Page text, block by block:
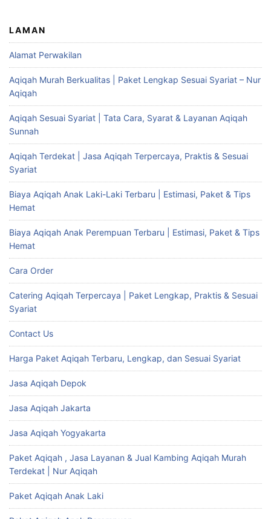
LAMAN
Alamat Perwakilan
Aqiqah Murah Berkualitas | Paket Lengkap Sesuai Syariat – Nur
Aqiqah
Aqiqah Sesuai Syariat | Tata Cara, Syarat & Layanan Aqiqah
Sunnah
Aqiqah Terdekat | Jasa Aqiqah Terpercaya, Praktis & Sesuai
Syariat
Biaya Aqiqah Anak Laki-Laki Terbaru | Estimasi, Paket & Tips
Hemat
Biaya Aqiqah Anak Perempuan Terbaru | Estimasi, Paket & Tips
Hemat
Cara Order
Catering Aqiqah Terpercaya | Paket Lengkap, Praktis & Sesuai
Syariat
Contact Us
Harga Paket Aqiqah Terbaru, Lengkap, dan Sesuai Syariat
Jasa Aqiqah Depok
Jasa Aqiqah Jakarta
Jasa Aqiqah Yogyakarta
Paket Aqiqah , Jasa Layanan & Jual Kambing Aqiqah Murah
Terdekat | Nur Aqiqah
Paket Aqiqah Anak Laki